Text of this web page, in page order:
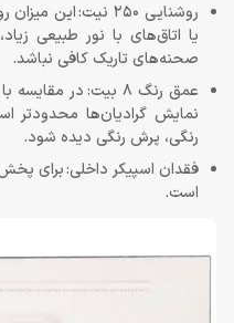
روشنایی 250 نیت:
یا اتاق‌های با نور طبیعی
صحنه‌های تاریک کافی نباشد.
نمایش گرادیان‌ها
رنگی، پرش رنگی دیده شود.
فقدان اسپیکر داخلی: برای
است.